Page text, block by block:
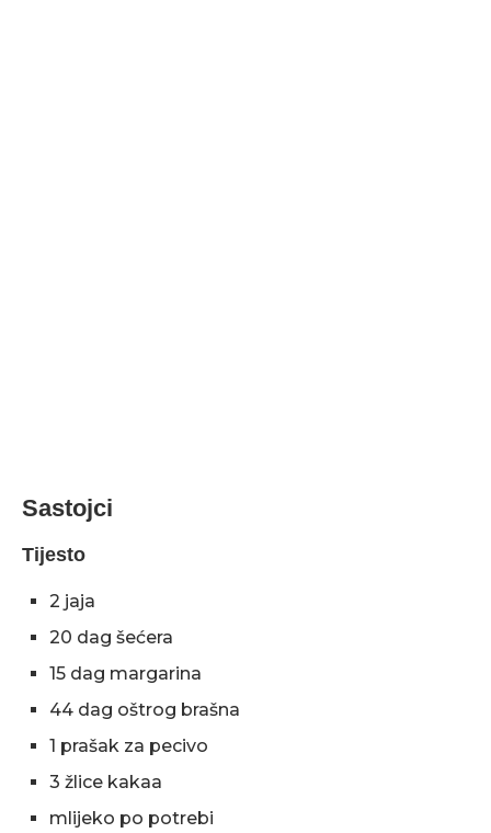
Sastojci
Tijesto
2 jaja
20 dag šećera
15 dag margarina
44 dag oštrog brašna
1 prašak za pecivo
3 žlice kakaa
mlijeko po potrebi